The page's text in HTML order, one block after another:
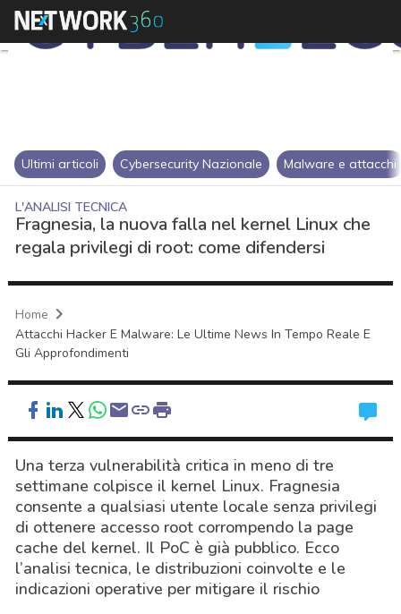
Ultimi articoli Cybersecurity Nazionale Malware e attacchi
L'ANALISI TECNICA
Fragnesia, la nuova falla nel kernel Linux che
regala privilegi di root: come difendersi
Home
Attacchi Hacker E Malware: Le Ultime News In Tempo Reale E
Gli Approfondimenti
Una terza vulnerabilità critica in meno di tre
settimane colpisce il kernel Linux. Fragnesia
consente a qualsiasi utente locale senza privilegi
di ottenere accesso root corrompendo la page
cache del kernel. Il PoC è già pubblico. Ecco
l’analisi tecnica, le distribuzioni coinvolte e le
indicazioni operative per mitigare il rischio